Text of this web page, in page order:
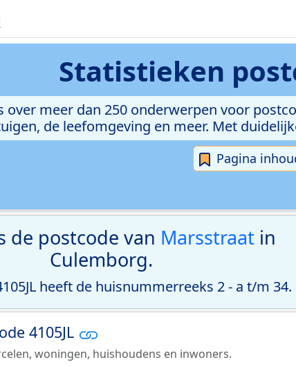
Statistieken
over meer dan 250 onderwerpen voor
de leefomgeving en meer. Met
Pagina
de postcode van Marsstraatin
Culemborg.
heeft de huisnummerreeks 2 - a t/m 34.
4105JL
woningen, huishoudens en inwoners.